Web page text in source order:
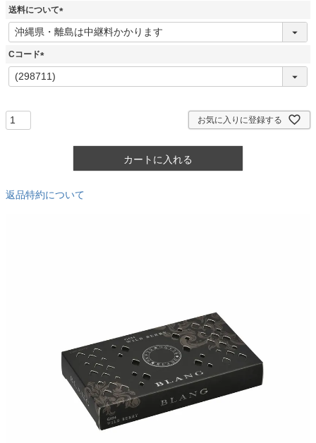
須
送料について
(
必
Cコード
(
必
お気に入りに登録する
カートに入れる
返品特約について